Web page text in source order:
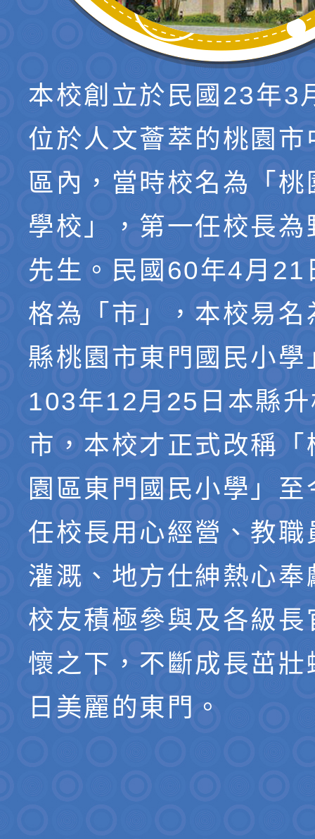
本校創立於民國23年3
位於人文薈萃的桃園市
區內，當時校名為「桃
學校」，第一任校長為
先生。民國60年4月21
格為「市」，本校易名
縣桃園市東門國民小學
103年12月25日本縣
市，本校才正式改稱「
園區東門國民小學」
任校長用心經營、教職
灌溉、地方仕紳熱心奉
校友積極參與及各級長
懷之下，不斷成長茁壯
日美麗的東門。